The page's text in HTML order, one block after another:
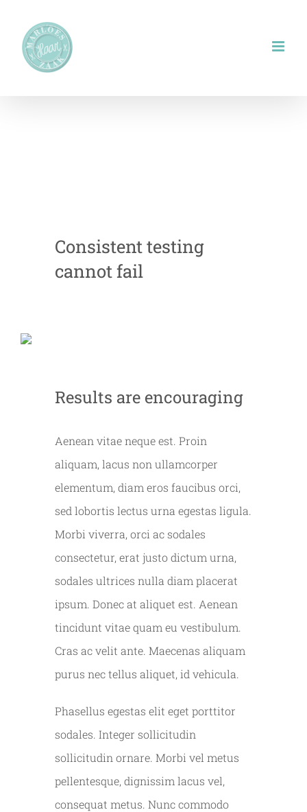
inhoud
Consistent testing
cannot fail
Results are encouraging
Aenean vitae neque est. Proin
aliquam, lacus non ullamcorper
elementum, diam eros faucibus orci,
sed lobortis lectus urna egestas ligula.
Morbi viverra, orci ac sodales
consectetur, erat justo dictum urna,
sodales ultrices nulla diam placerat
ipsum. Donec at aliquet est. Aenean
tincidunt vitae quam eu vestibulum.
Cras ac velit ante. Maecenas aliquam
purus nec tellus aliquet, id vehicula.
Phasellus egestas elit eget porttitor
sodales. Integer sollicitudin
sollicitudin ornare. Morbi vel metus
pellentesque, dignissim lacus vel,
consequat metus. Nunc commodo